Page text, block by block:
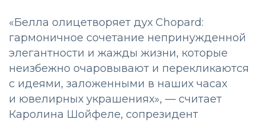
«Белла олицетворяет дух Chopard:
гармоничное сочетание непринужденной
элегантности и жажды жизни, которые
неизбежно очаровывают и перекликаются
с идеями, заложенными в наших часах
и ювелирных украшениях», — считает
Каролина Шойфеле, сопрезидент